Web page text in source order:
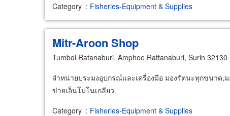
Category : Fisheries-Equipment & Supplies
Mitr-Aroon Shop
Tumbol Ratanaburi, Amphoe Rattanaburi, Surin 32130
จำหน่ายประมงอุปกรณ์และเครื่องมือ มองรัตนะทุกขนาด
ข่ายเอ็นโมโนเกลียว
Category : Fisheries-Equipment & Supplies